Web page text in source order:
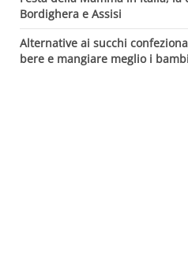
Bordighera e Assisi
Alternative ai succhi
bere e mangiare meglio i